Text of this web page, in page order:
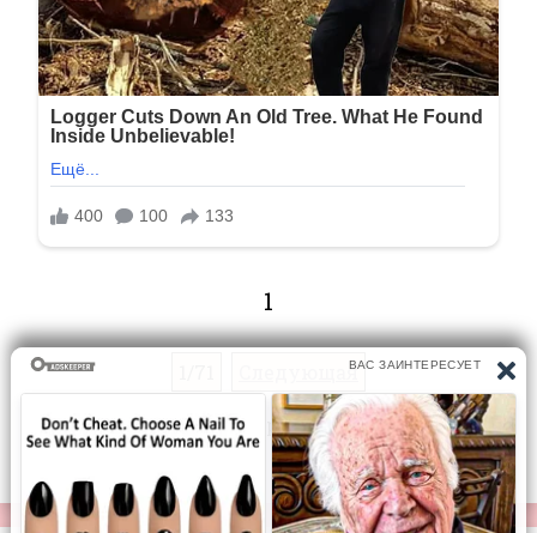
1
Следующая
Перейти на страницу: